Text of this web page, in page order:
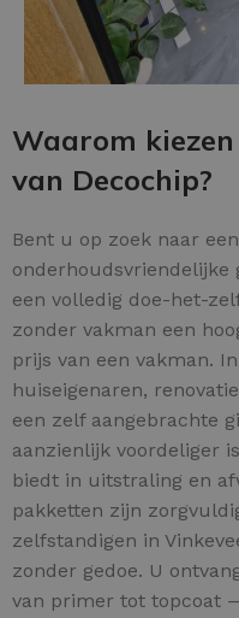
Waarom
van Decochip?
Bent u op zoek naar
onderhoudsvriendelijke
een volledig doe-het-
zonder vakman een
prijs van een vakman.
huiseigenaren,
een zelf aangebrachte
aanzienlijk voordeliger
biedt in uitstraling en
pakketten zijn
zelfstandigen in
zonder gedoe. U
van primer tot topcoat